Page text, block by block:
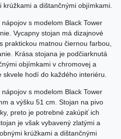
a dištančnými objímkami.
s modelom Black Tower
Vycapny stojan má dizajnové
praktickou matnou čiernou farbou,
Krása stojana je podčiarknutá
objímkami v chromovej a
hodí do každého interiéru.
s modelom Black Tower
a výšku 51 cm. Stojan na pivo
preto je potrebné zakúpiť ich
je však vybavený zlatými a
krúžkami a dištančnými